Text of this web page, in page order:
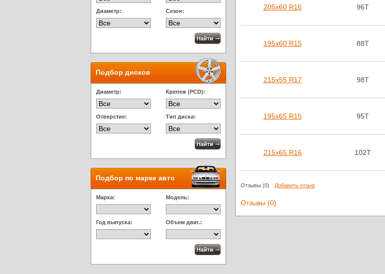
Диаметр: Сезон:
Подбор дисков
Диаметр: Крепеж (PCD):
Отверстие: Тип диска:
Подбор по марке авто
Марка: Модель:
Год выпуска: Объем двиг.:
205х60 R16 96T
195х60 R15 88T
215х55 R17 98T
195х65 R15 95T
215х65 R16 102T
Отзывы (0) Добавить отзыв
Отзывы (0)